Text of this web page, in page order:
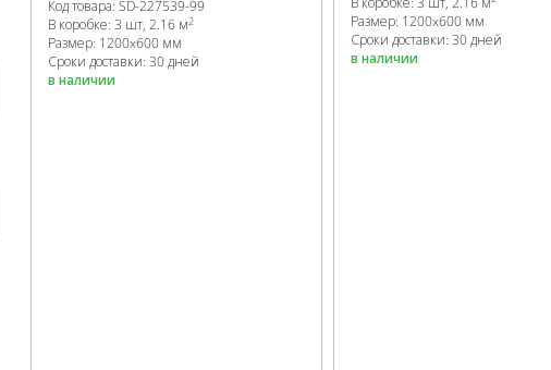
Код товара: SD-227539-99
В коробке: 3 шт, 2.16 м2
Размер: 1200x600 мм
Сроки доставки: 30 дней
в наличии
Размер: 1200x600 мм
Сроки доставки: 30 дней
в наличии